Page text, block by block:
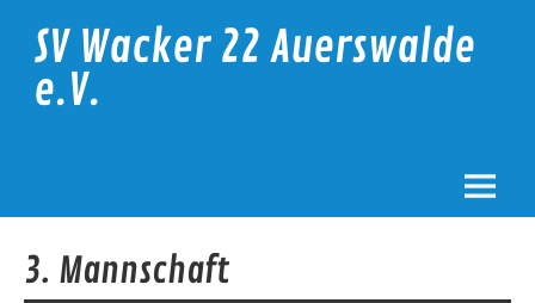
contentSV Wacker 22 Auerswalde
e.V.
3. Mannschaft